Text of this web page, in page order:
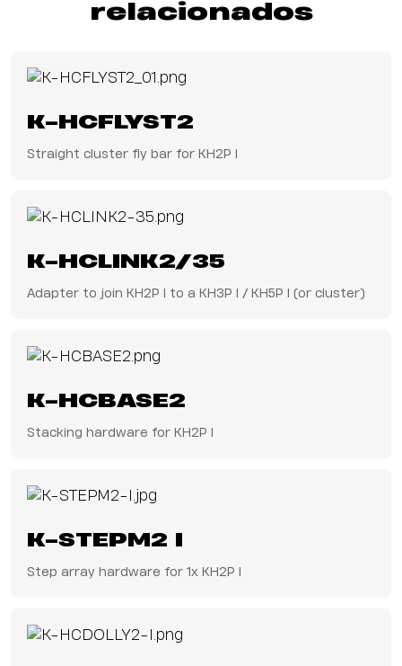
relacionados
K-HCFLYST2
Straight cluster fly bar for KH2P I
K-HCLINK2/35
Adapter to join KH2P I to a KH3P I / KH5P I (or cluster)
K-HCBASE2
Stacking hardware for KH2P I
K-STEPM2 I
Step array hardware for 1x KH2P I